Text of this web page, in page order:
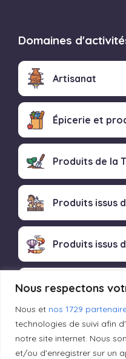
Nous respectons
Nous et nos 1729
technologies de suivi afin
notre site internet. Nous
et/ou d'enregistrer sur un
Domaines
Artisanat
Épicerie et
Produits de la
Produits issus
Produits issus
Produits
Liens utiles